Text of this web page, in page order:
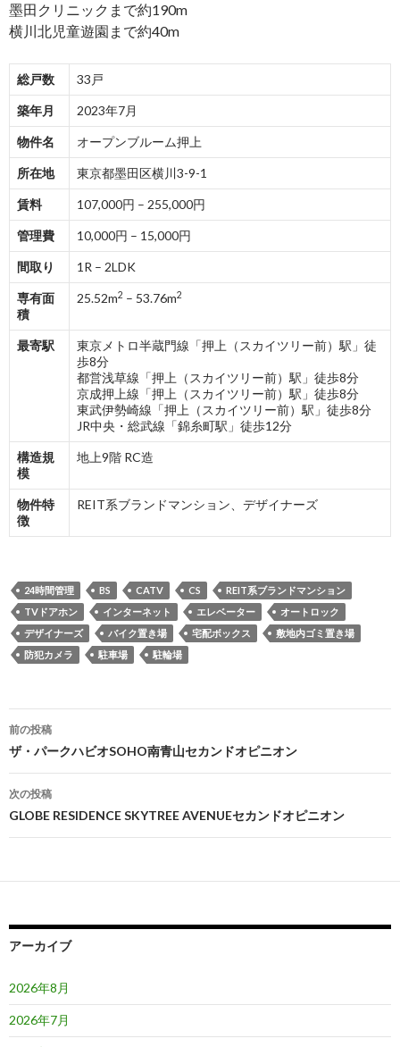
墨田クリニックまで約190m
横川北児童遊園まで約40m
総戸数 33戸
築年月 2023年7月
物件名 オープンブルーム押上
所在地 東京都墨田区横川3-9-1
賃料 107,000円 – 255,000円
管理費 10,000円 – 15,000円
間取り 1R – 2LDK
専有面
積
25.52m2 – 53.76m2
最寄駅
東京メトロ半蔵門線「押上（スカイツリー前）駅」徒
歩8分
都営浅草線「押上（スカイツリー前）駅」徒歩8分
京成押上線「押上（スカイツリー前）駅」徒歩8分
東武伊勢崎線「押上（スカイツリー前）駅」徒歩8分
JR中央・総武線「錦糸町駅」徒歩12分
構造規
模
地上9階 RC造
物件特
徴
REIT系ブランドマンション、デザイナーズ
24時間管理 BS CATV CS
REIT系ブランドマンション
TVドアホン
インターネット エレベーター
オートロック
デザイナーズ
バイク置き場 宅配ボックス
敷地内ゴミ置き場
防犯カメラ
駐車場 駐輪場
投
稿
ナ
ビ
ゲ
ー
ョ
前の投稿
ザ・パークハビオSOHO南青山セカンドオピニオン
次の投稿
GLOBE RESIDENCE SKYTREE AVENUEセカンドオピニオン
アーカイブ
2026年8月
2026年7月